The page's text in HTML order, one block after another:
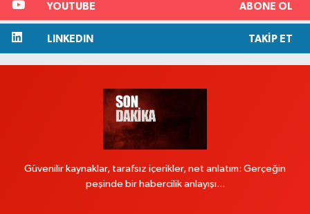
YOUTUBE ABONE OL
LINKEDIN TAKIP ET
Güvenilir kaynaklar, tarafsız içerikler, net anlatım: Gerçeğin
peşinde bir habercilik anlayışı...